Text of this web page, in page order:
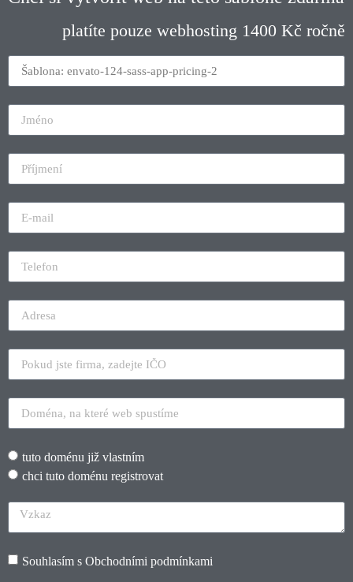
platíte pouze webhosting 1400 Kč ročně
tuto doménu již vlastním
chci tuto doménu registrovat
Souhlasím s Obchodními podmínkami